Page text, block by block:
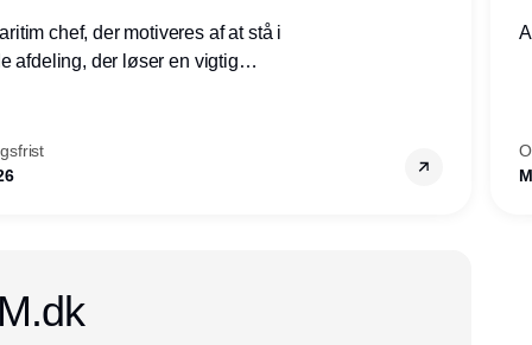
chef, der motiveres af at stå i
afdeling, der løser en vigtig